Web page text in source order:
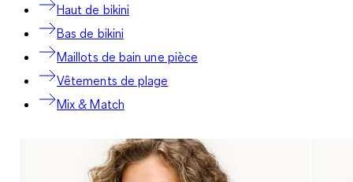
Haut de bikini
Bas de bikini
Maillots de bain une pièce
Vêtements de plage
Mix & Match